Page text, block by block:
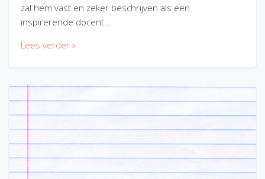
zal hem vast en zeker beschrijven als een
inspirerende docent…
Lees verder »